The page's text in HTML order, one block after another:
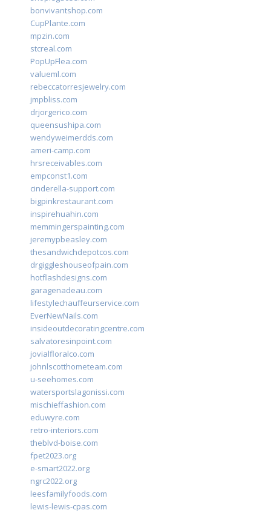
bonvivantshop.com
CupPlante.com
mpzin.com
stcreal.com
PopUpFlea.com
valueml.com
rebeccatorresjewelry.com
jmpbliss.com
drjorgerico.com
queensushipa.com
wendyweimerdds.com
ameri-camp.com
hrsreceivables.com
empconst1.com
cinderella-support.com
bigpinkrestaurant.com
inspirehuahin.com
memmingerspainting.com
jeremypbeasley.com
thesandwichdepotcos.com
drgiggleshouseofpain.com
hotflashdesigns.com
garagenadeau.com
lifestylechauffeurservice.com
EverNewNails.com
insideoutdecoratingcentre.com
salvatoresinpoint.com
jovialfloralco.com
johnlscotthometeam.com
u-seehomes.com
watersportslagonissi.com
mischieffashion.com
eduwyre.com
retro-interiors.com
theblvd-boise.com
fpet2023.org
e-smart2022.org
ngrc2022.org
leesfamilyfoods.com
lewis-lewis-cpas.com